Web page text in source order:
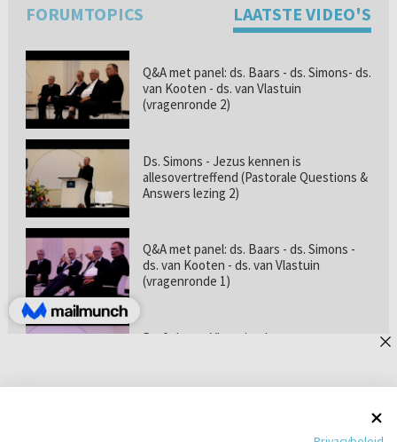
FORUMTOPICS LAATSTE VIDEO'S
Q&A met panel: ds. Baars - ds. Simons- ds.
van Kooten - ds. van Vlastuin
(vragenronde 2)
Ds. Simons - Jezus kennen is
allesovertreffend (Pastorale Questions &
Answers lezing 2)
Q&A met panel: ds. Baars - ds. Simons -
ds. van Kooten - ds. van Vlastuin
(vragenronde 1)
Prof. dr. van Vlastuin - Is